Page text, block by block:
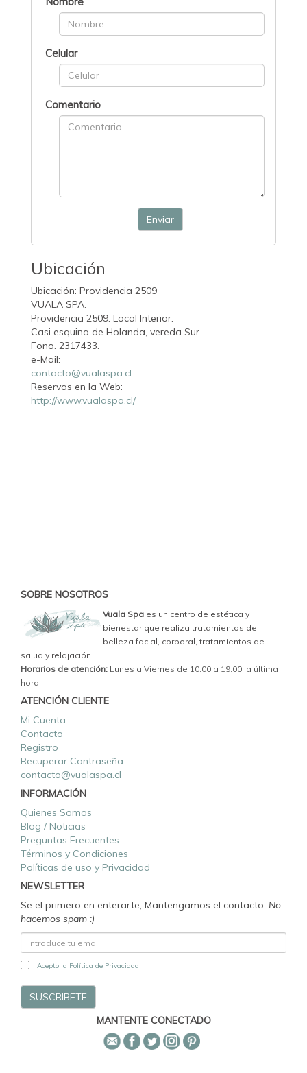
Celular
Comentario
Enviar
Ubicación
Ubicación: Providencia 2509
VUALA SPA.
Providencia 2509. Local Interior.
Casi esquina de Holanda, vereda Sur.
Fono. 2317433.
e-Mail:
contacto@vualaspa.cl
Reservas en la Web:
http://www.vualaspa.cl/
SOBRE NOSOTROS
Vuala Spa es un centro de estética y
bienestar que realiza tratamientos de
belleza facial, corporal, tratamientos de
salud y relajación.
Horarios de atención: Lunes a Viernes de 10:00 a 19:00 la última
hora.
ATENCIÓN CLIENTE
Mi Cuenta
Contacto
Registro
Recuperar Contraseña
contacto@vualaspa.cl
INFORMACIÓN
Quienes Somos
Blog / Noticias
Preguntas Frecuentes
Términos y Condiciones
Políticas de uso y Privacidad
NEWSLETTER
Se el primero en enterarte, Mantengamos el contacto. No
hacemos spam :)
Acepto la Política de Privacidad
MANTENTE CONECTADO